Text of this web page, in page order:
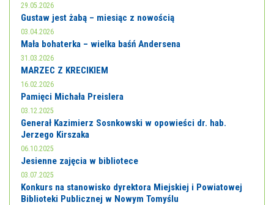
29.05.2026
Gustaw jest żabą – miesiąc z nowością
03.04.2026
Mała bohaterka – wielka baśń Andersena
31.03.2026
MARZEC Z KRECIKIEM
16.02.2026
Pamięci Michała Preislera
03.12.2025
Generał Kazimierz Sosnkowski w opowieści dr. hab.
Jerzego Kirszaka
06.10.2025
Jesienne zajęcia w bibliotece
03.07.2025
Konkurs na stanowisko dyrektora Miejskiej i Powiatowej
Biblioteki Publicznej w Nowym Tomyślu